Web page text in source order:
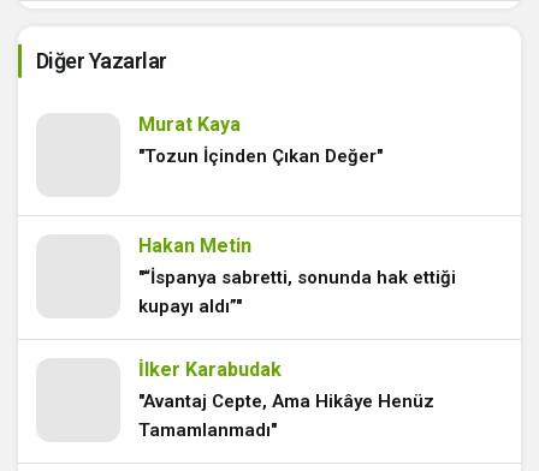
5 ay önce
Konsantrasyon Kaybı Pahalıya Patladı
Rize’de Gelen Galibiyet, Galatasaray’a
Yeniden Yön Gösterdi
6 ay önce
Kupada Alışkanlıkların Dışında Bir
Galatasaray
Diğer Yazarlar
Murat Kaya
"Tozun İçinden Çıkan Değer"
Hakan Metin
"“İspanya sabretti, sonunda hak ettiği
kupayı aldı”"
İlker Karabudak
"Avantaj Cepte, Ama Hikâye Henüz
Tamamlanmadı"